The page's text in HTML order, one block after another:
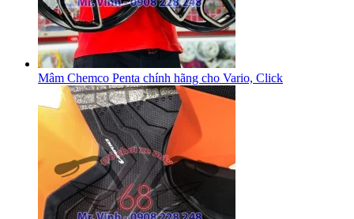
Mâm Chemco Penta chính hãng cho Vario, Click